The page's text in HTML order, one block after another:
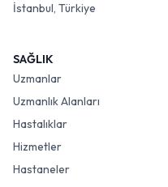
İstanbul, Türkiye
SAĞLIK
Uzmanlar
Uzmanlık Alanları
Hastalıklar
Hizmetler
Hastaneler